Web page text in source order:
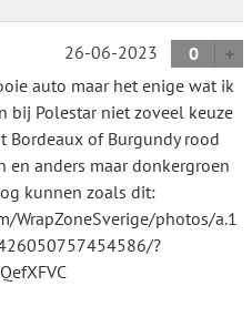
26-06-2023
0
auto maar het enige wat ik
bij Polestar niet zoveel keuze
Bordeaux of Burgundy rood
en anders maar donkergroen
kunnen zoals dit:
WrapZoneSverige/photos/a.1
?